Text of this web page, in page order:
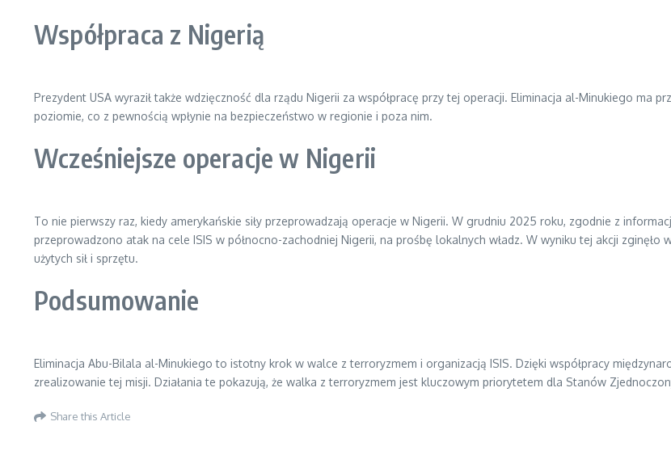
Współpraca z Nigerią
Prezydent USA wyraził także wdzięczność dla rządu Nigerii za współpracę przy tej operacji. Eliminacja al-Minukiego ma
poziomie, co z pewnością wpłynie na bezpieczeństwo w regionie i poza nim.
Wcześniejsze operacje w Nigerii
To nie pierwszy raz, kiedy amerykańskie siły przeprowadzają operacje w Nigerii. W grudniu 2025 roku, zgodnie z
przeprowadzono atak na cele ISIS w północno-zachodniej Nigerii, na prośbę lokalnych władz. W wyniku tej akcji
użytych sił i sprzętu.
Podsumowanie
Eliminacja Abu-Bilala al-Minukiego to istotny krok w walce z terroryzmem i organizacją ISIS. Dzięki współpracy
zrealizowanie tej misji. Działania te pokazują, że walka z terroryzmem jest kluczowym priorytetem dla Stanów
Share this Article